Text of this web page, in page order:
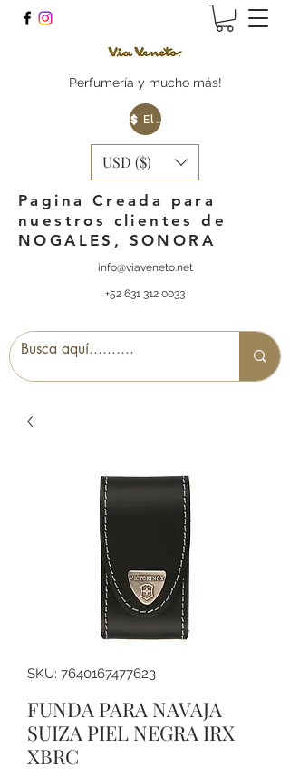
Perfumería y mucho más!
Elige tu Moneda
USD ($)
Pagina Creada para
nuestros clientes de
NOGALES, SONORA
info@viaveneto.net
+52 631 312 0033
SKU: 7640167477623
FUNDA PARA NAVAJA
SUIZA PIEL NEGRA IRX
XBRC